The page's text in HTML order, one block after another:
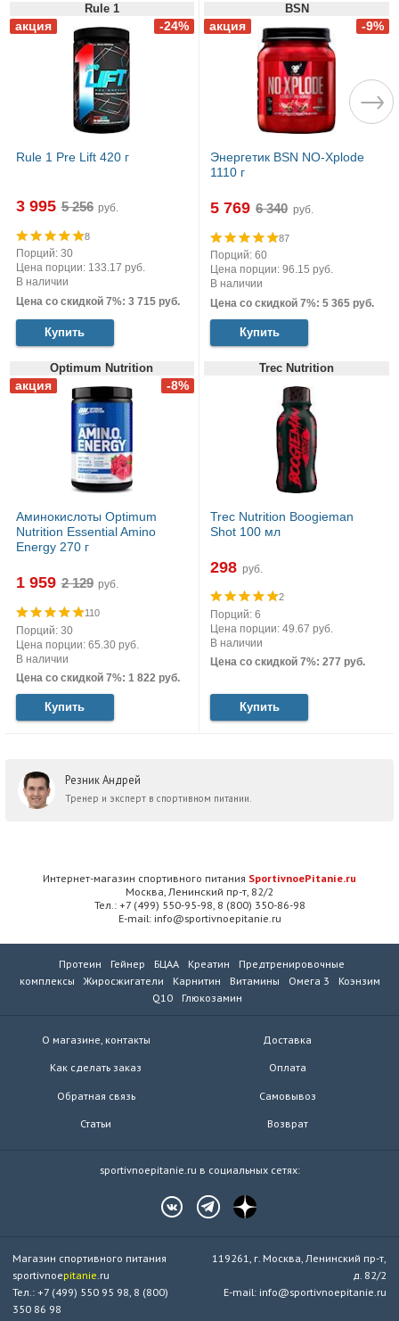
Rule 1
Rule 1 Pre Lift 420 г
3 995 руб.
8
Порций: 30
Цена порции: 133.17 руб.
В наличии
Цена со скидкой 7%: 3 715 руб.
Купить
BSN
Энергетик BSN NO-Xplode
1110 г
5 769 руб.
87
Порций: 60
Цена порции: 96.15 руб.
В наличии
Цена со скидкой 7%: 5 365 руб.
Купить
Optimum Nutrition
Аминокислоты Optimum
Nutrition Essential Amino
Energy 270 г
1 959 руб.
110
Порций: 30
Цена порции: 65.30 руб.
В наличии
Цена со скидкой 7%: 1 822 руб.
Купить
Trec Nutrition
Trec Nutrition Boogieman
Shot 100 мл
298 руб.
2
Порций: 6
Цена порции: 49.67 руб.
В наличии
Цена со скидкой 7%: 277 руб.
Купить
Резник Андрей
Тренер и эксперт в спортивном питании.
Интернет-магазин спортивного питания SportivnoePitanie.ru
Москва, Ленинский пр-т, 82/2
Тел.: +7 (499) 550-95-98, 8 (800) 350-86-98
E-mail: info@sportivnoepitanie.ru
Протеин Гейнер БЦАА Креатин
Предтренировочные
комплексы
Жиросжигатели Карнитин Витамины Омега 3
Коэнзим
Q10
Глюкозамин
О магазине, контакты
Как сделать заказ
Обратная связь
Статьи
Доставка
Оплата
Самовывоз
Возврат
sportivnoepitanie.ru в социальных сетях:
Магазин спортивного питания
sportivnoepitanie .ru
Тел.: +7 (499) 550 95 98, 8 (800)
350 86 98
119261, г. Москва, Ленинский пр-т,
д. 82/2
E-mail: info@sportivnoepitanie.ru